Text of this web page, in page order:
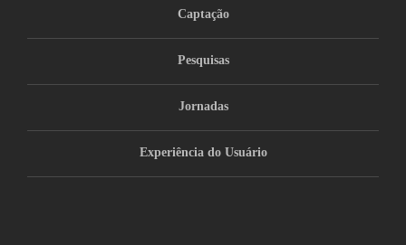
Captação
Pesquisas
Jornadas
Experiência do Usuário